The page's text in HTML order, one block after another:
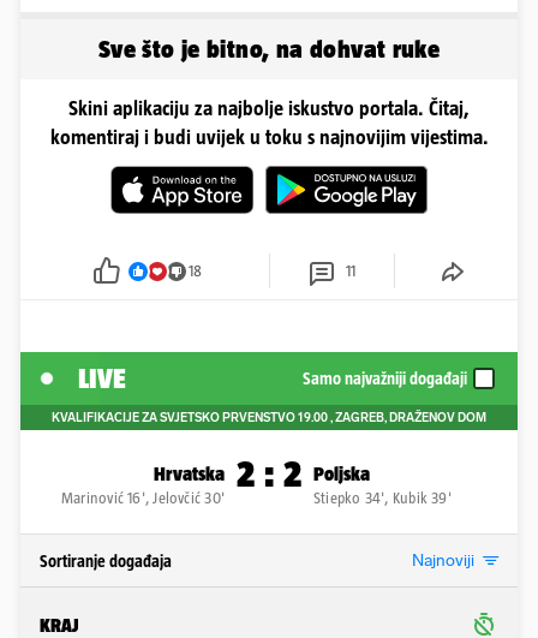
Sve što je bitno, na dohvat ruke
Skini aplikaciju za najbolje iskustvo portala. Čitaj,
komentiraj i budi uvijek u toku s najnovijim vijestima.
18 11
LIVE Samo najvažniji događaji
KVALIFIKACIJE ZA SVJETSKO PRVENSTVO19.00, ZAGREB, DRAŽENOV DOM
Hrvatska
Marinović 16', Jelovčić 30'
2 : 2 Poljska
Stiepko 34', Kubik 39'
Sortiranje događaja Najnoviji
KRAJ